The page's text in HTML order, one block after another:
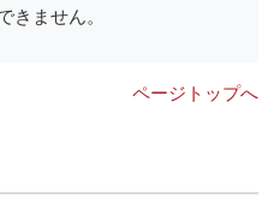
きません。
ページトップへ